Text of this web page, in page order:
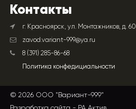
Контакты
г. Красноярск, ул. Монтажников, д. 60
zavod.variant-999@ya.ru
8 (391) 285-86-68
Политика конфедициальности
© 2026 ООО "Вариант-999"
Разработка сайта - РА Актив